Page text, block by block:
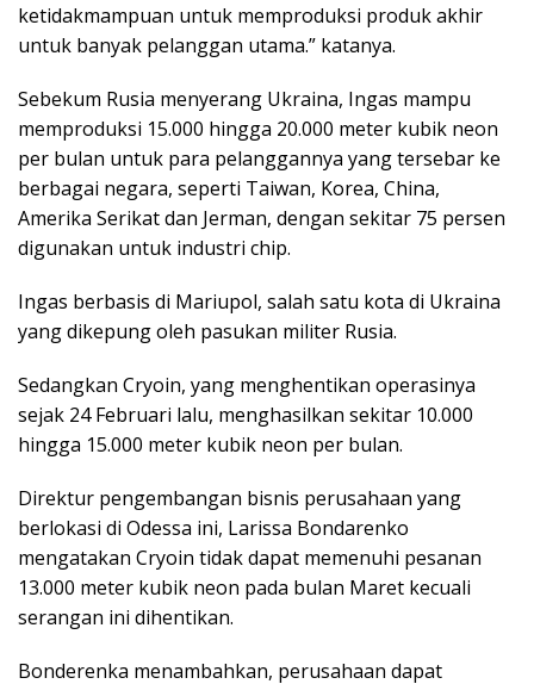
ketidakmampuan untuk memproduksi produk akhir
untuk banyak pelanggan utama.” katanya.
Sebekum Rusia menyerang Ukraina, Ingas mampu
memproduksi 15.000 hingga 20.000 meter kubik neon
per bulan untuk para pelanggannya yang tersebar ke
berbagai negara, seperti Taiwan, Korea, China,
Amerika Serikat dan Jerman, dengan sekitar 75 persen
digunakan untuk industri chip.
Ingas berbasis di Mariupol, salah satu kota di Ukraina
yang dikepung oleh pasukan militer Rusia.
Sedangkan Cryoin, yang menghentikan operasinya
sejak 24 Februari lalu, menghasilkan sekitar 10.000
hingga 15.000 meter kubik neon per bulan.
Direktur pengembangan bisnis perusahaan yang
berlokasi di Odessa ini, Larissa Bondarenko
mengatakan Cryoin tidak dapat memenuhi pesanan
13.000 meter kubik neon pada bulan Maret kecuali
serangan ini dihentikan.
Bonderenka menambahkan, perusahaan dapat